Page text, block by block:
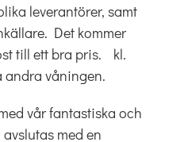
leverantörer, samt
Det kommer
till ett bra pris. kl.
andra våningen.
vår fantastiska och
med en